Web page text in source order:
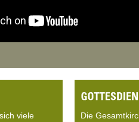
viele
Die